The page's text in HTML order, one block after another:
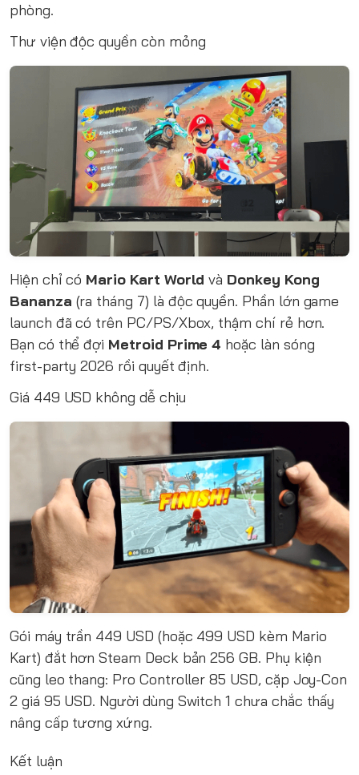
phòng.
Thư viện độc quyền còn mỏng
Hiện chỉ có Mario Kart World và Donkey Kong
Bananza (ra tháng 7) là độc quyền. Phần lớn game
launch đã có trên PC/PS/Xbox, thậm chí rẻ hơn.
Bạn có thể đợi Metroid Prime 4 hoặc làn sóng
first-party 2026 rồi quyết định.
Giá 449 USD không dễ chịu
Gói máy trần 449 USD (hoặc 499 USD kèm Mario
Kart) đắt hơn Steam Deck bản 256 GB. Phụ kiện
cũng leo thang: Pro Controller 85 USD, cặp Joy-Con
2 giá 95 USD. Người dùng Switch 1 chưa chắc thấy
nâng cấp tương xứng.
Kết luận